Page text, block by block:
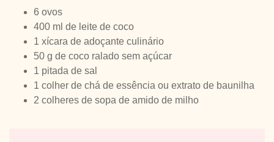
6 ovos
400 ml de leite de coco
1 xícara de adoçante culinário
50 g de coco ralado sem açúcar
1 pitada de sal
1 colher de chá de essência ou extrato de baunilha
2 colheres de sopa de amido de milho